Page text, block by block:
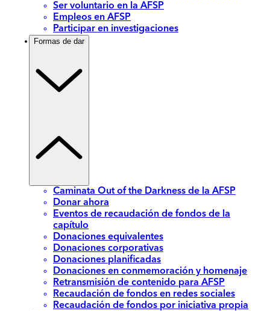
Ser voluntario en la AFSP
Empleos en AFSP
Participar en investigaciones
Formas de dar
Caminata Out of the Darkness de la AFSP
Donar ahora
Eventos de recaudación de fondos de la
capítulo
Donaciones equivalentes
Donaciones corporativas
Donaciones planificadas
Donaciones en conmemoración y homenaje
Retransmisión de contenido para AFSP
Recaudación de fondos en redes sociales
Recaudación de fondos por iniciativa propia